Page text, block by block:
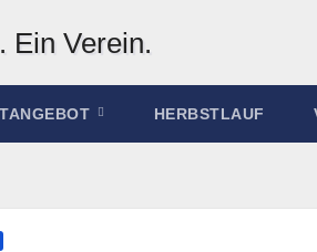
HERBSTLAUF